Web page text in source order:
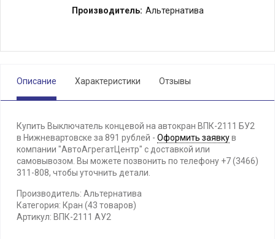
Производитель: Альтернатива
Описание Характеристики Отзывы
Купить Выключатель концевой на автокран ВПК-2111 БУ2
в Нижневартовске за 891 рублей - Оформить заявкув
компании "АвтоАгрегатЦентр" с доставкой или
самовывозом. Вы можете позвонить по телефону +7 (3466)
311-808, чтобы уточнить детали.
Производитель: Альтернатива
Категория: Кран (43 товаров)
Артикул: ВПК-2111 АУ2